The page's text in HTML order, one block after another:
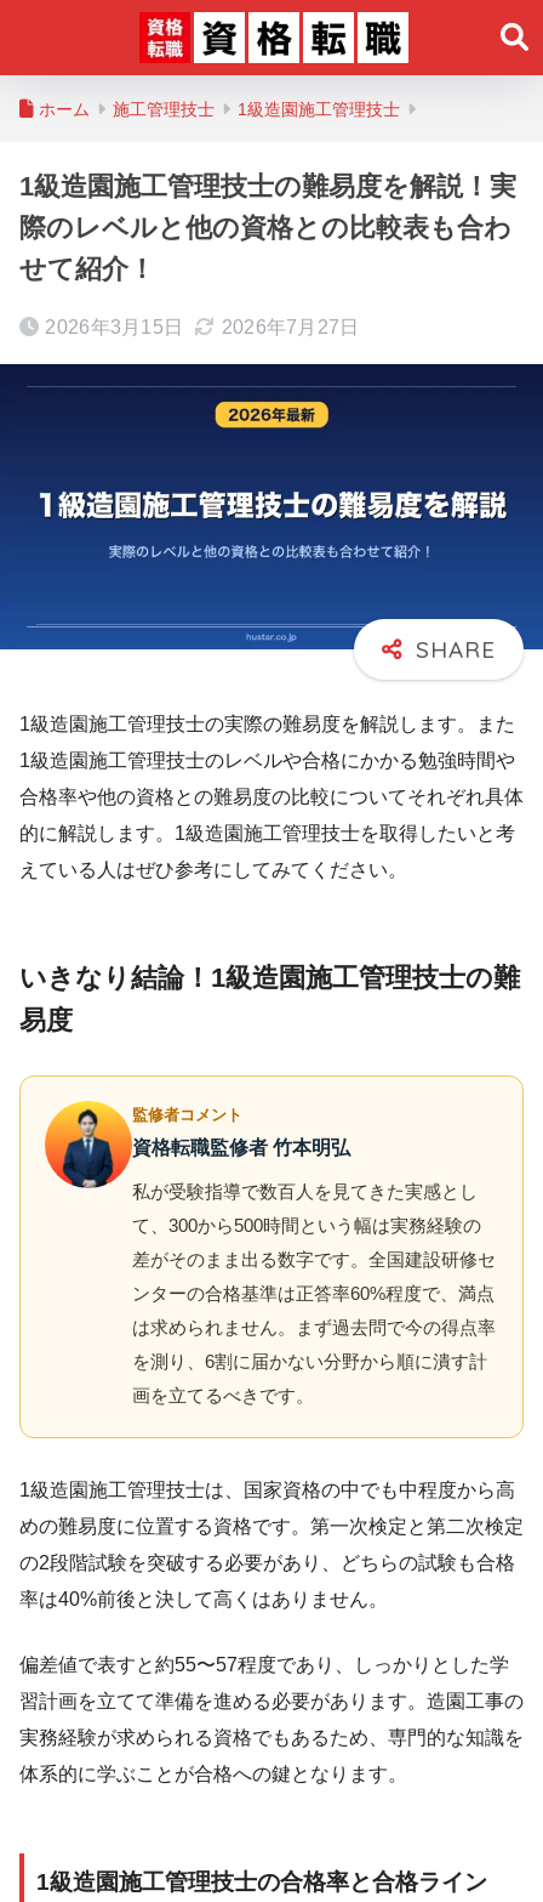
ホーム 施工管理技士 1級造園施工管理技士
1級造園施工管理技士の難易度を解説！実
際のレベルと他の資格との比較表も合わ
せて紹介！
2026年3月15日 2026年7月27日
1級造園施工管理技士の実際の難易度を解説します。また
1級造園施工管理技士のレベルや合格にかかる勉強時間や
合格率や他の資格との難易度の比較についてそれぞれ具体
的に解説します。1級造園施工管理技士を取得したいと考
えている人はぜひ参考にしてみてください。
いきなり結論！1級造園施工管理技士の難
易度
監修者コメント
資格転職監修者 竹本明弘
私が受験指導で数百人を見てきた実感とし
て、300から500時間という幅は実務経験の
差がそのまま出る数字です。全国建設研修セ
ンターの合格基準は正答率60%程度で、満点
は求められません。まず過去問で今の得点率
を測り、6割に届かない分野から順に潰す計
画を立てるべきです。
1級造園施工管理技士は、国家資格の中でも中程度から高
めの難易度に位置する資格です。第一次検定と第二次検定
の2段階試験を突破する必要があり、どちらの試験も合格
率は40%前後と決して高くはありません。
偏差値で表すと約55〜57程度であり、しっかりとした学
習計画を立てて準備を進める必要があります。造園工事の
実務経験が求められる資格でもあるため、専門的な知識を
体系的に学ぶことが合格への鍵となります。
1級造園施工管理技士の合格率と合格ライン